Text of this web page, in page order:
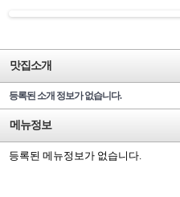
맛집소개
등록된 소개 정보가 없습니다.
메뉴정보
등록된 메뉴정보가 없습니다.